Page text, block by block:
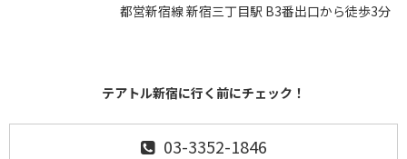
都営新宿線 新宿三丁目駅 B3番出口から徒歩3分
テアトル新宿に行く前にチェック！
03-3352-1846